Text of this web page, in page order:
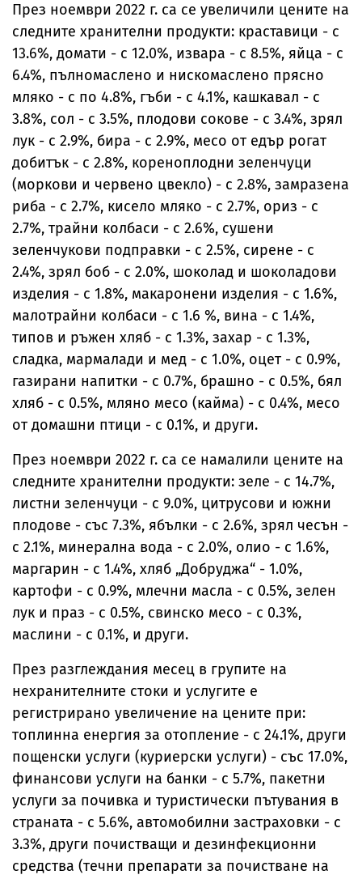
През ноември 2022 г. са се увеличили цените на
следните хранителни продукти: краставици - с
13.6%, домати - с 12.0%, извара - с 8.5%, яйца - с
6.4%, пълномаслено и нискомаслено прясно
мляко - с по 4.8%, гъби - с 4.1%, кашкавал - с
3.8%, сол - с 3.5%, плодови сокове - с 3.4%, зрял
лук - с 2.9%, бира - с 2.9%, месо от едър рогат
добитък - с 2.8%, кореноплодни зеленчуци
(моркови и червено цвекло) - с 2.8%, замразена
риба - с 2.7%, кисело мляко - с 2.7%, ориз - с
2.7%, трайни колбаси - с 2.6%, сушени
зеленчукови подправки - с 2.5%, сирене - с
2.4%, зрял боб - с 2.0%, шоколад и шоколадови
изделия - с 1.8%, макаронени изделия - с 1.6%,
малотрайни колбаси - с 1.6 %, вина - с 1.4%,
типов и ръжен хляб - с 1.3%, захар - с 1.3%,
сладка, мармалади и мед - с 1.0%, оцет - с 0.9%,
газирани напитки - с 0.7%, брашно - с 0.5%, бял
хляб - с 0.5%, мляно месо (кайма) - с 0.4%, месо
от домашни птици - с 0.1%, и други.
През ноември 2022 г. са се намалили цените на
следните хранителни продукти: зеле - с 14.7%,
листни зеленчуци - с 9.0%, цитрусови и южни
плодове - със 7.3%, ябълки - с 2.6%, зрял чесън -
с 2.1%, минерална вода - с 2.0%, олио - с 1.6%,
маргарин - с 1.4%, хляб „Добруджа“ - 1.0%,
картофи - с 0.9%, млечни масла - с 0.5%, зелен
лук и праз - с 0.5%, свинско месо - с 0.3%,
маслини - с 0.1%, и други.
През разглеждания месец в групите на
нехранителните стоки и услугите е
регистрирано увеличение на цените при:
топлинна енергия за отопление - с 24.1%, други
пощенски услуги (куриерски услуги) - със 17.0%,
финансови услуги на банки - с 5.7%, пакетни
услуги за почивка и туристически пътувания в
страната - с 5.6%, автомобилни застраховки - с
3.3%, други почистващи и дезинфекционни
средства (течни препарати за почистване на